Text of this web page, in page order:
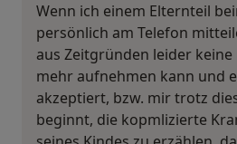
Wenn ich einem Elternteil
persönlich am Telefon
aus Zeitgründen leider
mehr aufnehmen kann und
akzeptiert, bzw. mir trotz
beginnt, die kopmlizierte